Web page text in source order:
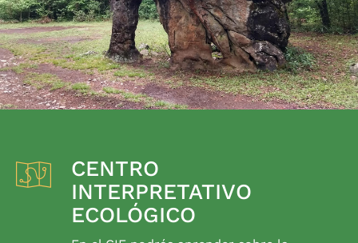
CENTRO
INTERPRETATIVO
ECOLÓGICO